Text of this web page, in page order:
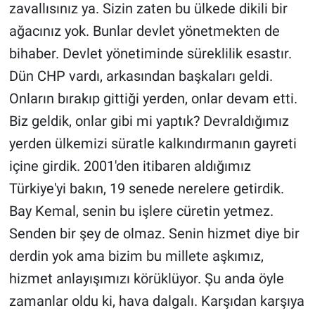
zavallısınız ya. Sizin zaten bu ülkede dikili bir
ağacınız yok. Bunlar devlet yönetmekten de
bihaber. Devlet yönetiminde süreklilik esastır.
Dün CHP vardı, arkasından başkaları geldi.
Onların bırakıp gittiği yerden, onlar devam etti.
Biz geldik, onlar gibi mi yaptık? Devraldığımız
yerden ülkemizi süratle kalkındırmanın gayreti
içine girdik. 2001'den itibaren aldığımız
Türkiye'yi bakın, 19 senede nerelere getirdik.
Bay Kemal, senin bu işlere cüretin yetmez.
Senden bir şey de olmaz. Senin hizmet diye bir
derdin yok ama bizim bu millete aşkımız,
hizmet anlayışımızı körüklüyor. Şu anda öyle
zamanlar oldu ki, hava dalgalı. Karşıdan karşıya